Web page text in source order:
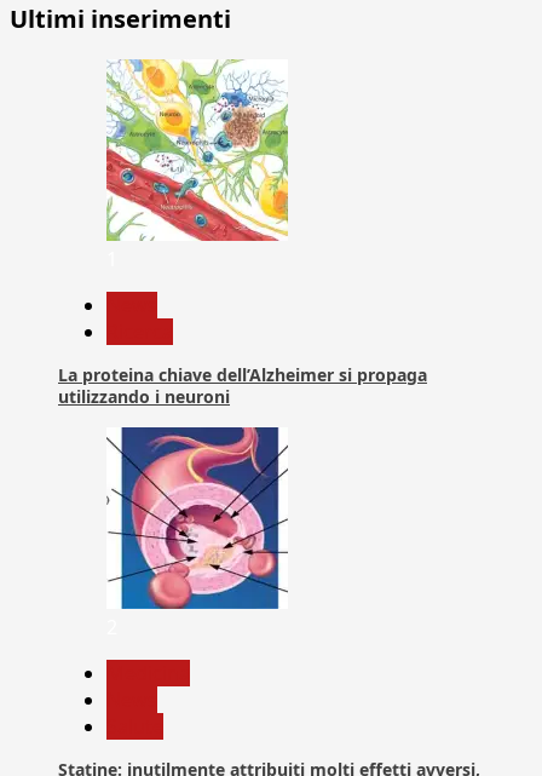
Ultimi inserimenti
La proteina chiave dell’Alzheimer si propaga
utilizzando i neuroni
Statine: inutilmente attribuiti molti effetti avversi,